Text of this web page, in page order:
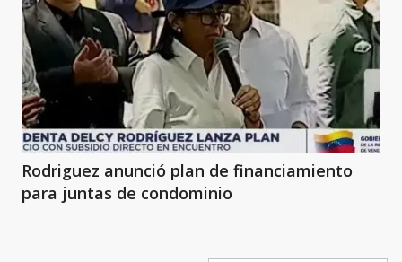
Rodriguez anunció plan de financiamiento
para juntas de condominio